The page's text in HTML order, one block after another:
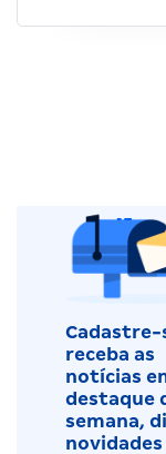
Cadastre-
receba as
notícias
destaque
semana,
novidades